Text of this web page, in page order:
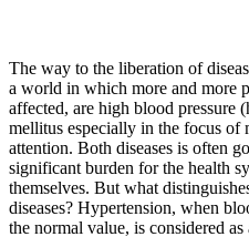
The way to the liberation of
a world in which more and more
affected, are high blood pressure
mellitus especially in the focus of
attention. Both diseases is often
significant burden for the health
themselves. But what
diseases? Hypertension, when
the normal value, is considered